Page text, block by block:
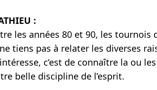
:
les années 80 et 90, les tournois
ne tiens pas à relater les diverses
c’est de connaître la ou
belle discipline de l’esprit.